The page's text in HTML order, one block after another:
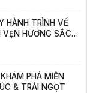
HÀNH TRÌNH VỀ
VẸN HƯƠNG SẮC
PHÁ MIỀN
& TRÁI NGỌT